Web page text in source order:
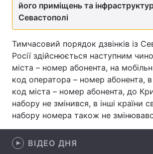
Зброя Інциденти
Здоров'я Туризм
Цікавинки Погода
Лонгріди
Відео з Youtube Статті
Інтерв'ю
його приміщень та
Севастополі
Тимчасовий порядок дзвінків із
Росії здійснюється наступним
міста – номер абонента, на
код оператора – номер абонента, в
код міста – номер абонента, до
набору не змінився, в інші країни
набору номера також не
ВІДЕО ДНЯ